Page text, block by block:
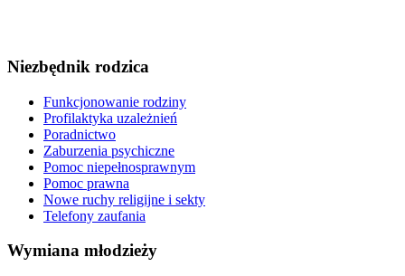
Niezbędnik rodzica
Funkcjonowanie rodziny
Profilaktyka uzależnień
Poradnictwo
Zaburzenia psychiczne
Pomoc niepełnosprawnym
Pomoc prawna
Nowe ruchy religijne i sekty
Telefony zaufania
Wymiana młodzieży